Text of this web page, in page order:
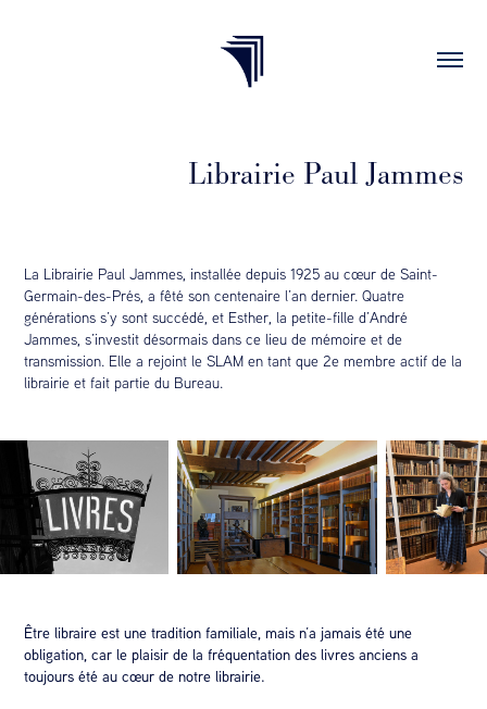
Librairie Paul Jammes
La Librairie Paul Jammes, installée depuis 1925 au cœur de Saint-
Germain-des-Prés, a fêté son centenaire l’an dernier. Quatre
générations s’y sont succédé, et Esther, la petite-fille d’André
Jammes, s’investit désormais dans ce lieu de mémoire et de
transmission. Elle a rejoint le SLAM en tant que 2e membre actif de la
librairie et fait partie du Bureau.
Être libraire est une tradition familiale, mais n’a jamais été une
obligation, car le plaisir de la fréquentation des livres anciens a
toujours été au cœur de notre librairie.